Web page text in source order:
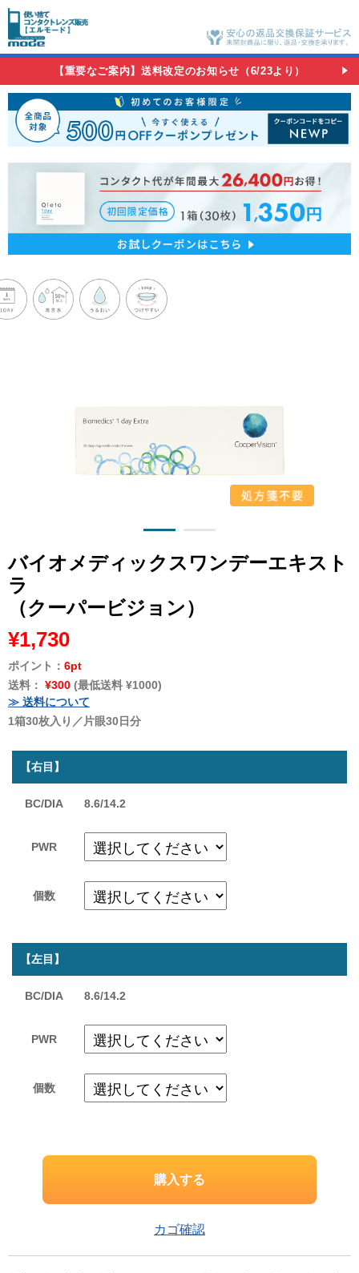
【重要なご案内】送料改定のお知らせ（6/23より）
バイオメディックスワンデーエキスト
ラ
（クーパービジョン）
¥1,730
ポイント： 6pt
送料： ¥300 (最低送料 ¥1000)
≫ 送料について
1箱30枚入り／片眼30日分
【右目】
BC/DIA 8.6/14.2
PWR
個数
【左目】
BC/DIA 8.6/14.2
PWR
個数
カゴ確認